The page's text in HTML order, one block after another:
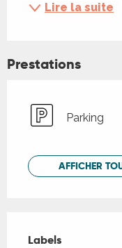
Lire la suite
Prestations
Parking
AFFICHER
Labels
Labels